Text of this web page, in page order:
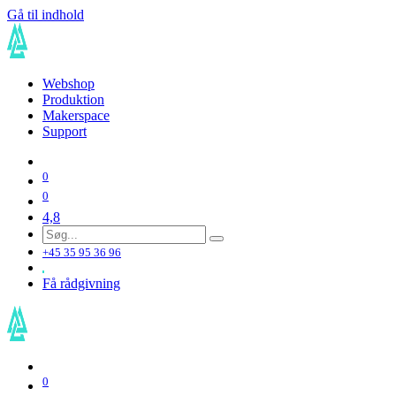
Gå til indhold
Webshop
Produktion
Makerspace
Support
0
0
4,8
+45 35 95 36 96
Få rådgivning
0